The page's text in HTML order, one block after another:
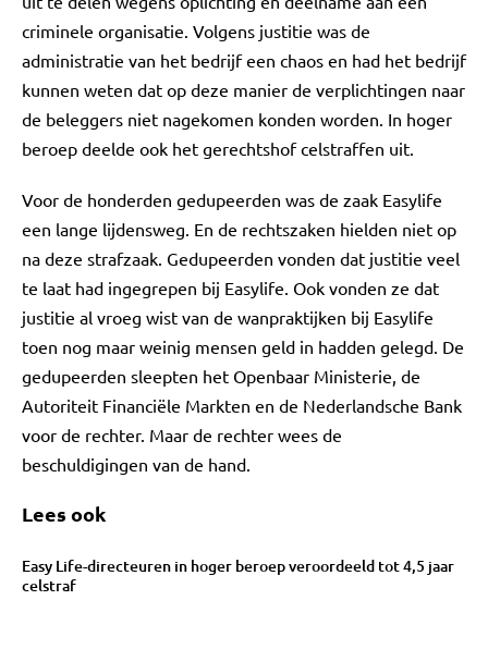
criminele organisatie. Volgens justitie was de
administratie van het bedrijf een chaos en had het bedrijf
kunnen weten dat op deze manier de verplichtingen naar
de beleggers niet nagekomen konden worden. In hoger
beroep deelde ook het gerechtshof celstraffen uit.
Voor de honderden gedupeerden was de zaak Easylife
een lange lijdensweg. En de rechtszaken hielden niet op
na deze strafzaak. Gedupeerden vonden dat justitie veel
te laat had ingegrepen bij Easylife. Ook vonden ze dat
justitie al vroeg wist van de wanpraktijken bij Easylife
toen nog maar weinig mensen geld in hadden gelegd. De
gedupeerden sleepten het Openbaar Ministerie, de
Autoriteit Financiële Markten en de Nederlandsche Bank
voor de rechter. Maar de rechter wees de
beschuldigingen van de hand.
Lees ook
Easy Life-directeuren in hoger beroep veroordeeld tot 4,5 jaar
celstraf